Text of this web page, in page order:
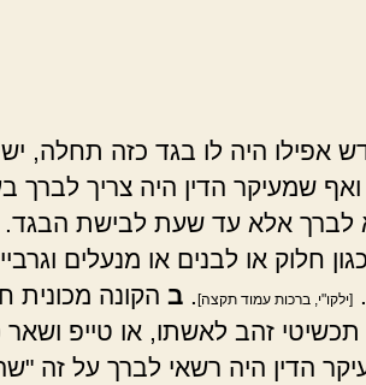
אפילו היה לו בגד כזה תחלה, יש
שמעיקר הדין היה צריך לברך
לברך אלא עד שעת לבישת הבגד.
חלוק או לבנים או מנעלים
[ילקו"י, ברכות עמוד תקצה] . ב הקונה
תכשיטי זהב לאשתו, או טייפ
הדין היה רשאי לברך על זה